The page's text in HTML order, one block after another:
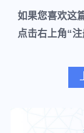
如果您喜欢这
点击右上角“